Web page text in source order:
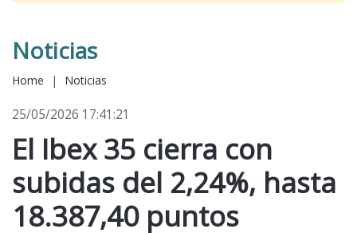
Noticias
Home | Noticias
25/05/2026 17:41:21
El Ibex 35 cierra con
subidas del 2,24%, hasta
18.387,40 puntos